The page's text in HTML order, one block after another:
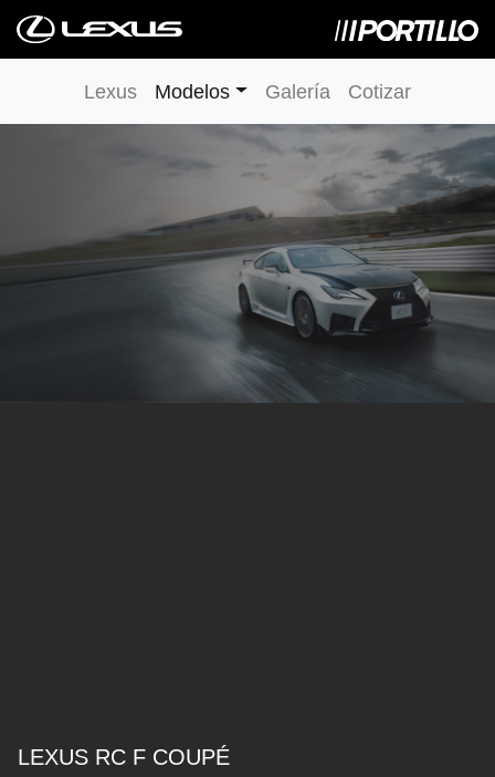
Lexus Modelos Galería Cotizar
LEXUS RC F COUPÉ